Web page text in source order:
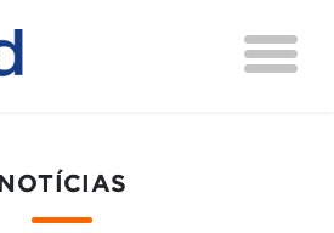
NOTÍCIAS